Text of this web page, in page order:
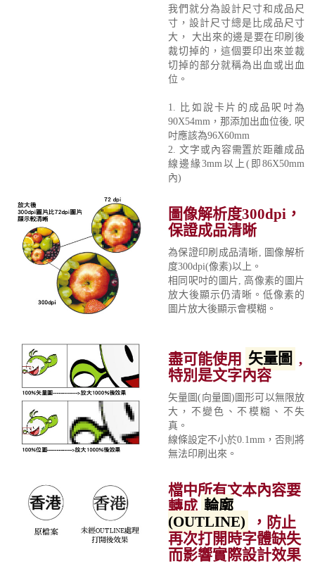
我們就分為設計尺寸和成品尺
寸，設計尺寸總是比成品尺寸
大， 大出來的邊是要在印刷後
裁切掉的，這個要印出來並裁
切掉的部分就稱為出血或出血
位。
1. 比如說卡片的成品呎吋為
90X54mm，那添加出血位後, 呎
吋應該為96X60mm
2. 文字或內容需置於距離成品
線邊緣3mm以上(即86X50mm
內)
圖像解析度300dpi，
保證成品清晰
為保證印刷成品清晰, 圖像解析
度300dpi(像素)以上。
相同呎吋的圖片, 高像素的圖片
放大後顯示仍清晰。低像素的
圖片放大後顯示會模糊。
盡可能使用 矢量圖 ,
特別是文字內容
矢量圖(向量圖)圖形可以無限放
大，不變色、不模糊、不失
真。
線條設定不小於0.1mm，否則將
無法印刷出來。
檔中所有文本內容要
轉成 輪廓
(OUTLINE)
，防止
再次打開時字體缺失
而影響實際設計效果